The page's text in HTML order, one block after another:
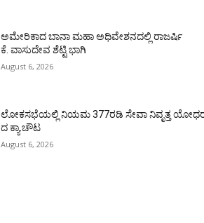
ಅಮೇರಿಕಾದ ಬಾನಾ ಮಹಾ ಅಧಿವೇಶನದಲ್ಲಿ ರಾಜರ್ಷಿ
ಕೆ. ವಾಸುದೇವ ಶೆಟ್ಟಿ ಭಾಗಿ
August 6, 2026
ಲೋಕಸಭೆಯಲ್ಲಿ ನಿಯಮ 377ರಡಿ ಸೇವಾ ನಿವೃತ್ತ ಯೋಧರ
ದ ಕ್ಯಾ.ಚೌಟ
August 6, 2026